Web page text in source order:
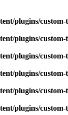
plugins/
plugins/
plugins/
plugins/
plugins/
plugins/